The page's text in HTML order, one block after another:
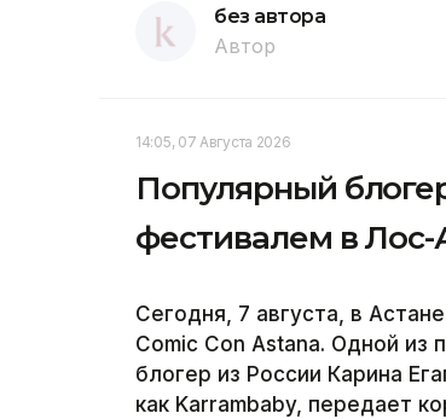
без автора
Автор
14:05, 07 Августа 2026
Популярный
фестивалем в
Сегодня, 7 августа, в
Comic Con Astana. Одной из
блогер из России Карина
как Karrambaby, передает